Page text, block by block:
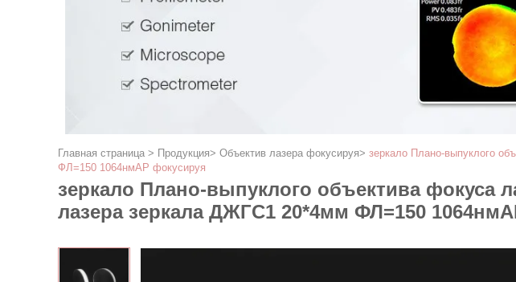
Главная страница > Продукция> Объектив лазера фокусируя> зеркало Плано-выпуклого
ФЛ=150 1064нмАР фокусируя
зеркало Плано-выпуклого объектива фокуса
лазера зеркала ДЖГС1 20*4мм ФЛ=150